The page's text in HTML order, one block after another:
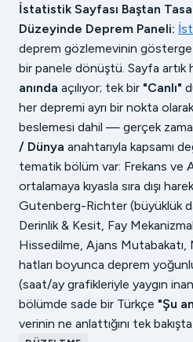
İstatistik Sayfası Baştan
Düzeyinde Deprem Paneli:
deprem gözlemevinin gösterge
bir panele dönüştü. Sayfa artık
anında açılıyor; tek bir "Canlı"
her depremi ayrı bir nokta olarak
beslemesi dahil — gerçek
/ Dünya anahtarıyla kapsamı
tematik bölüm var: Frekans ve
ortalamaya kıyasla sıra dışı
Gutenberg-Richter (büyüklük
Derinlik & Kesit, Fay
Hissedilme, Ajans
hatları boyunca deprem
(saat/ay grafikleriyle yaygın
bölümde sade bir Türkçe "Şu
verinin ne anlattığını tek